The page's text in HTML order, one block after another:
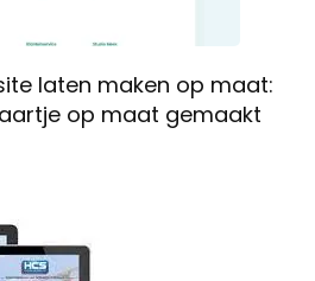
laten maken op maat:
op maat gemaakt